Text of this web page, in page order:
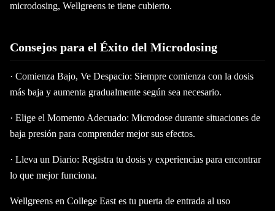
microdosing, Wellgreens te tiene cubierto.
Consejos para el Éxito del Microdosing
· Comienza Bajo, Ve Despacio: Siempre comienza con la dosis
más baja y aumenta gradualmente según sea necesario.
· Elige el Momento Adecuado: Microdose durante situaciones de
baja presión para comprender mejor sus efectos.
· Lleva un Diario: Registra tu dosis y experiencias para encontrar
lo que mejor funciona.
Wellgreens en College East es tu puerta de entrada al uso